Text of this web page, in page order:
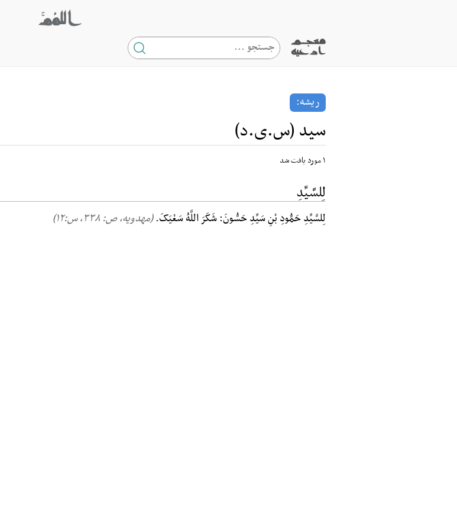
ریشه:
سید (س.ی.د)
۱ مورد یافت شد
لِلسَّیِّدِ
لِلسَّیِّدِ حَمُّودِ بْنِ سَیِّدِ حَسُّونَ: شَکَرَ اللَّهُ سَعْیَکَ.(مهدویه، ص: ۳۳۸, س:۱۲)